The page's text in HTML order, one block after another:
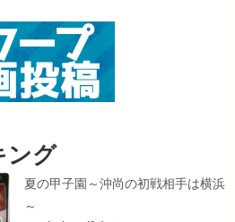
ング
夏の甲子園～沖尚の初戦相手は横浜
～